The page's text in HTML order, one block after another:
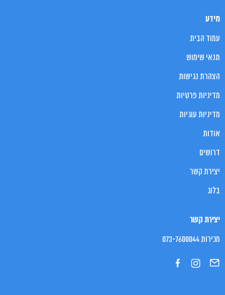
מידע
עמוד הבית
תנאי שימוש
הצהרת נגישות
מדיניות פרטיות
מדיניות עוגיות
אודות
דרושים
יצירת קשר
בלוג
יצירת קשר
מכירות 073-7600044